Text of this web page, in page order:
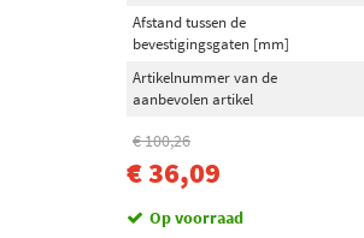
Afstand tussen de
bevestigingsgaten [mm]
Artikelnummer van de
aanbevolen artikel
€ 100,26
€ 36,09
Op voorraad